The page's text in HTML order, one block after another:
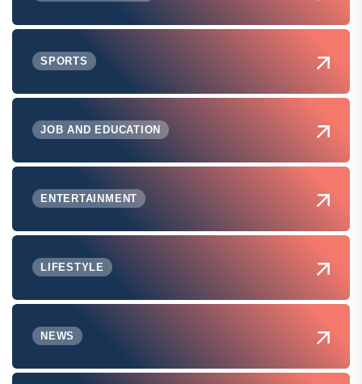
SPORTS
JOB AND EDUCATION
ENTERTAINMENT
LIFESTYLE
NEWS